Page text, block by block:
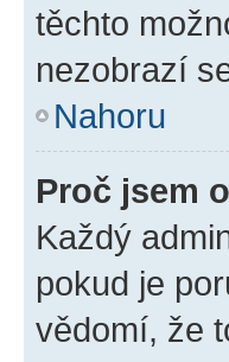
těchto
nezobrazí
Nahoru
Proč jsem
Každý
pokud je
vědomí, že